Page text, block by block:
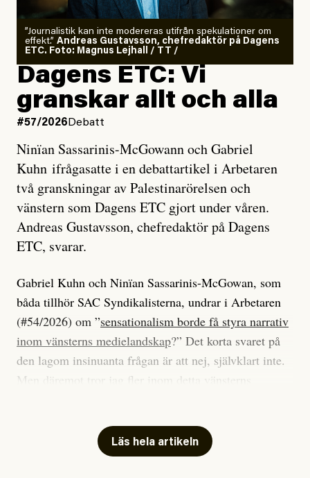
”Journalistik kan inte modereras utifrån spekulationer om
effekt.” Andreas Gustavsson, chefredaktör på Dagens
ETC. Foto: Magnus Lejhall / TT /
Dagens ETC: Vi
granskar allt och alla
#57/2026 Debatt
Ninïan Sassarinis-McGowann och Gabriel
Kuhn ifrågasatte i en debattartikel i Arbetaren
två granskningar av Palestinarörelsen och
vänstern som Dagens ETC gjort under våren.
Andreas Gustavsson, chefredaktör på Dagens
ETC, svarar.
Gabriel Kuhn och Ninïan Sassarinis-McGowan, som
båda tillhör SAC Syndikalisterna, undrar i Arbetaren
(#54/2026) om ”sensationalism borde få styra narrativ
inom vänsterns medielandskap?” Det korta svaret på
den lagom insinuanta frågan är att nej, självklart inte.
Men däremot tror jag fler inom detta vänsterns
journalistik som vänder sig till många snarare än att
jaga inbördes beundran. Det har i alla fall fungerat för
Läs hela artikeln